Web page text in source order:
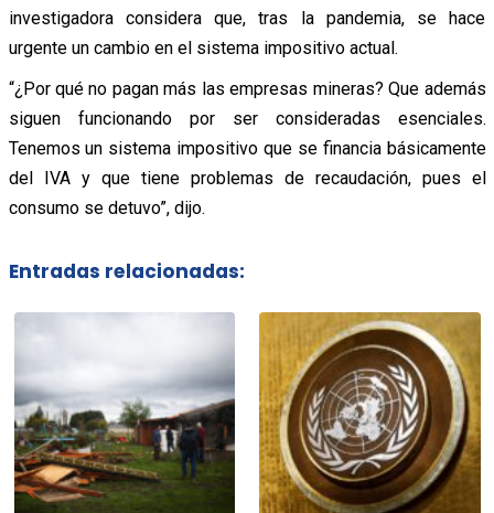
investigadora considera que, tras la pandemia, se hace
urgente un cambio en el sistema impositivo actual.
“¿Por qué no pagan más las empresas mineras? Que además
siguen funcionando por ser consideradas esenciales.
Tenemos un sistema impositivo que se financia básicamente
del IVA y que tiene problemas de recaudación, pues el
consumo se detuvo”, dijo.
Entradas relacionadas: